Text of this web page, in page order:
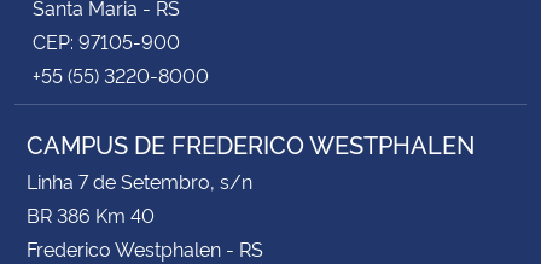
Santa Maria - RS
CEP: 97105-900
+55 (55) 3220-8000
CAMPUS DE FREDERICO WESTPHALEN
Linha 7 de Setembro, s/n
BR 386 Km 40
Frederico Westphalen - RS